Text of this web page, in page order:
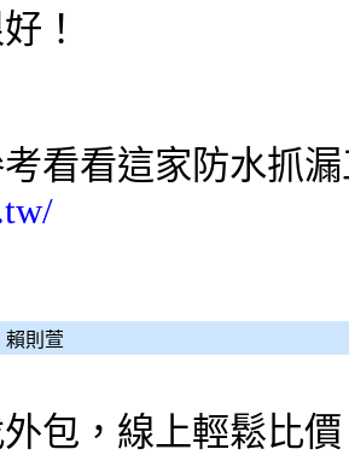
！
看看這家 防水抓漏
賴則萱
包，線上輕鬆比